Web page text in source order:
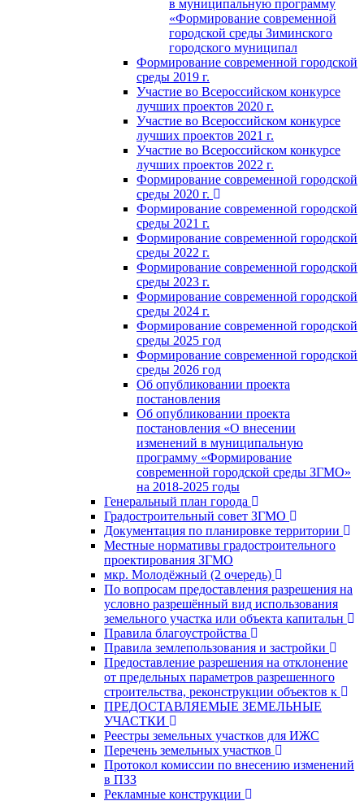
в муниципальную программу
«Формирование современной
городской среды Зиминского
городского муниципал
Формирование современной городской
среды 2019 г.
Участие во Всероссийском конкурсе
лучших проектов 2020 г.
Участие во Всероссийском конкурсе
лучших проектов 2021 г.
Участие во Всероссийском конкурсе
лучших проектов 2022 г.
Формирование современной городской
среды 2020 г.
Формирование современной городской
среды 2021 г.
Формирование современной городской
среды 2022 г.
Формирование современной городской
среды 2023 г.
Формирование современной городской
среды 2024 г.
Формирование современной городской
среды 2025 год
Формирование современной городской
среды 2026 год
Об опубликовании проекта
постановления
Об опубликовании проекта
постановления «О внесении
изменений в муниципальную
программу «Формирование
современной городской среды ЗГМО»
на 2018-2025 годы
Генеральный план города
Градостроительный совет ЗГМО
Документация по планировке территории
Местные нормативы градостроительного
проектирования ЗГМО
мкр. Молодёжный (2 очередь)
По вопросам предоставления разрешения на
условно разрешённый вид использования
земельного участка или объекта капитальн
Правила благоустройства
Правила землепользования и застройки
Предоставление разрешения на отклонение
от предельных параметров разрешенного
строительства, реконструкции объектов к
ПРЕДОСТАВЛЯЕМЫЕ ЗЕМЕЛЬНЫЕ
УЧАСТКИ
Реестры земельных участков для ИЖС
Перечень земельных участков
Протокол комиссии по внесению изменений
в ПЗЗ
Рекламные конструкции